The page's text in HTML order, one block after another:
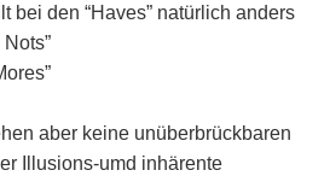
bei den “Haves” natürlich anders
aber keine unüberbrückbaren
Illusions-umd inhärente